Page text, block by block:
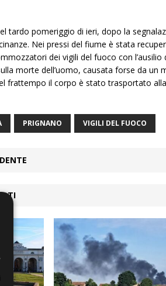
tardo pomeriggio di ieri, dopo la
Nei pressi del fiume è stata
dei vigili del fuoco con l’ausilio
morte dell’uomo, causata forse da un
frattempo il corpo è stato trasportato
PRIGNANO VIGILI DEL FUOCO